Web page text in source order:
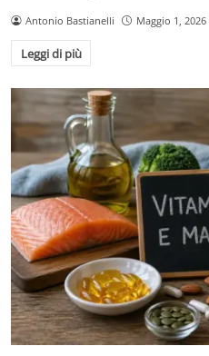
Antonio Bastianelli Maggio 1, 2026
Leggi di più